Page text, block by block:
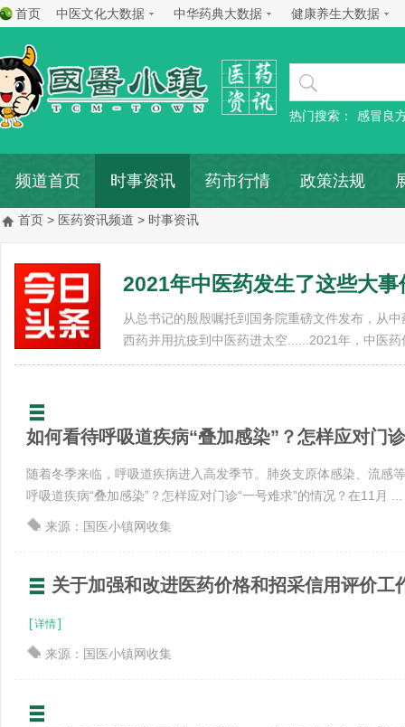
首页 中医文化大数据 中华药典大数据 健康养生大数据
热门搜索： 感冒良
频道首页 时事资讯 药市行情 政策法规
首页 > 医药资讯频道 > 时事资讯
2021年中医药发生了这些大事
从总书记的殷殷嘱托到国务院重磅文件发布，从
西药并用抗疫到中医药进太空......2021年，中医药
如何看待呼吸道疾病“叠加感染”？怎样应对门
随着冬季来临，呼吸道疾病进入高发季节。肺炎支原体感染、流感
呼吸道疾病“叠加感染”？怎样应对门诊“一号难求”的情况？在11月 ...
来源：国医小镇网收集
关于加强和改进医药价格和招采信用评价工
[详情]
来源：国医小镇网收集